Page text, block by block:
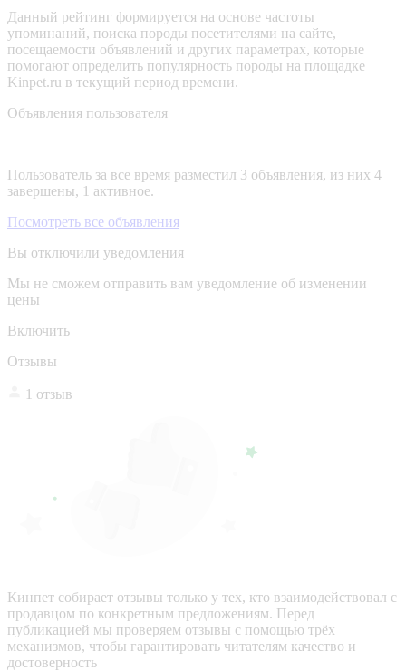
Данный рейтинг формируется на основе частоты
упоминаний, поиска породы посетителями на сайте,
посещаемости объявлений и других параметрах, которые
помогают определить популярность породы на площадке
Kinpet.ru в текущий период времени.
Объявления пользователя
Пользователь за все время разместил 3 объявления, из них 4
завершены, 1 активное.
Посмотреть все объявления
Вы отключили уведомления
Мы не сможем отправить вам уведомление об изменении
цены
Включить
Отзывы
1 отзыв
Кинпет собирает отзывы только у тех, кто взаимодействовал с
продавцом по конкретным предложениям. Перед
публикацией мы проверяем отзывы с помощью трёх
механизмов, чтобы гарантировать читателям качество и
достоверность